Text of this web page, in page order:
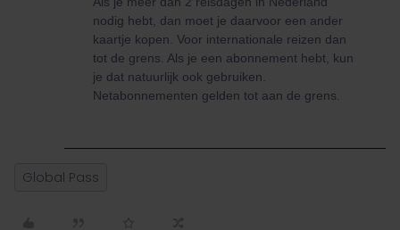
nodig hebt, dan moet je daarvoor een ander
kaartje kopen. Voor internationale reizen dan
tot de grens. Als je een abonnement hebt, kun
je dat natuurlijk ook gebruiken.
Netabonnementen gelden tot aan de grens.
Global Pass